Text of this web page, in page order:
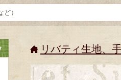
リバティ生地、